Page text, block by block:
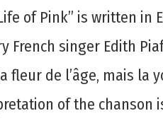
of Pink” is written in
singer Edith
fleur de l’âge, mais la
of the chanson